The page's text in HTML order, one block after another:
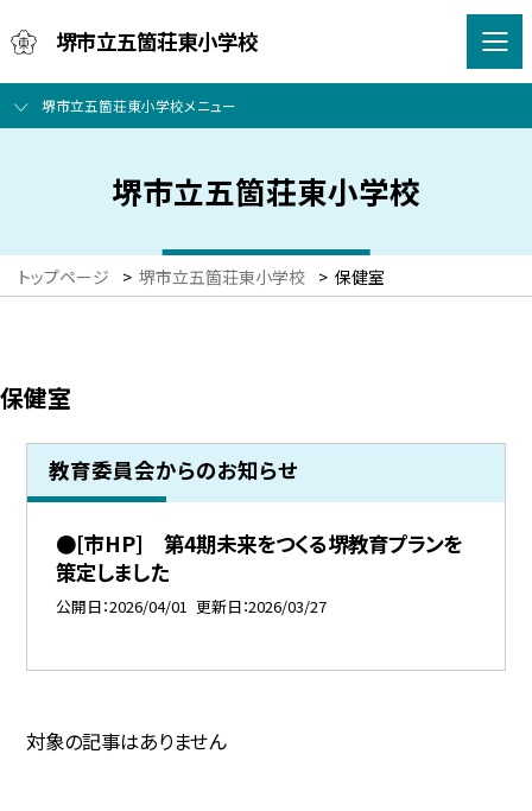
堺市立五箇荘東小学校
堺市立五箇荘東小学校メニュー
堺市立五箇荘東小学校
トップページ > 堺市立五箇荘東小学校 > 保健室
保健室
教育委員会からのお知らせ
●[市HP] 第4期未来をつくる堺教育プランを
策定しました
公開日 2026/04/01 更新日 2026/03/27
対象の記事はありません